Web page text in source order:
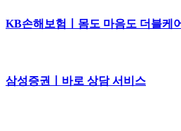
KB손해보험ㅣ몸도 마음도 더블케
삼성증권ㅣ바로 상담 서비스